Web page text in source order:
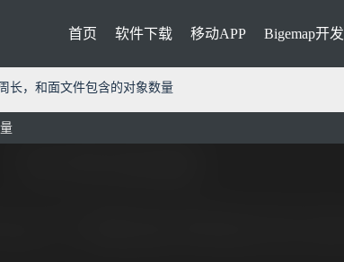
首页 软件下载 移动APP Bigemap开发
长，和面文件包含的对象数量